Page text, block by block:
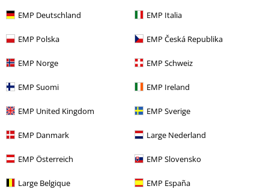
EMP Deutschland EMP Italia
EMP Polska EMP Česká Republika
EMP Norge EMP Schweiz
EMP Suomi EMP Ireland
EMP United Kingdom EMP Sverige
EMP Danmark Large Nederland
EMP Österreich EMP Slovensko
Large Belgique EMP España
¿Te ha sido útil esta opinión?